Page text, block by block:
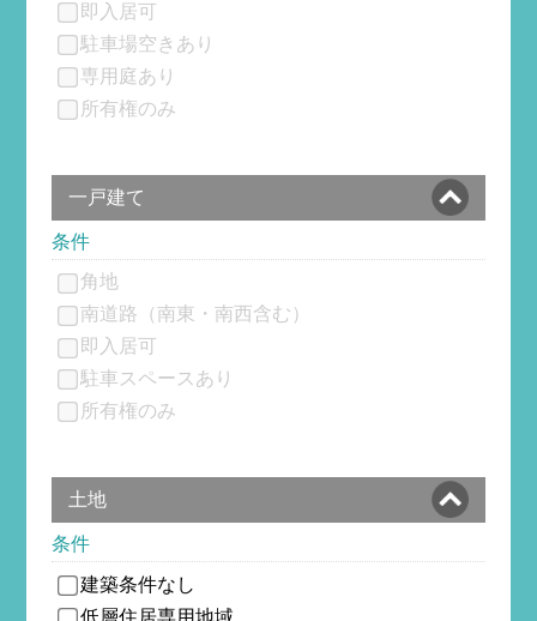
即入居可
駐車場空きあり
専用庭あり
所有権のみ
一戸建て
条件
角地
南道路（南東・南西含む）
即入居可
駐車スペースあり
所有権のみ
土地
条件
建築条件なし
低層住居専用地域